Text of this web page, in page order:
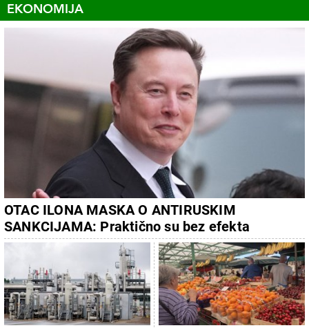
EKONOMIJA
OTAC ILONA MASKA O ANTIRUSKIM
SANKCIJAMA: Praktično su bez efekta